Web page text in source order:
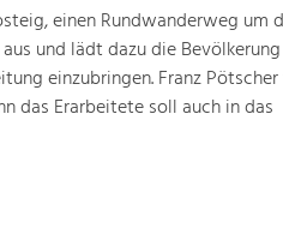
einen Rundwanderweg um
und lädt dazu die Bevölkerung
einzubringen. Franz
das Erarbeitete soll auch in das